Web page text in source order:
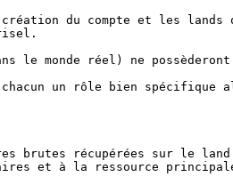
du compte et les lands
le monde réel) ne
un rôle bien spécifique
brutes récupérées sur le
et à la ressource